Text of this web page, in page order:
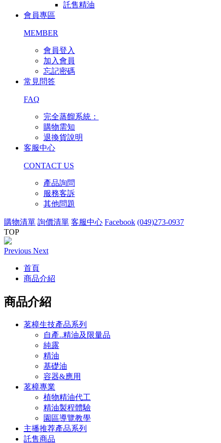
託售精油
會員專區
MEMBER
會員登入
加入會員
忘記密碼
常見問答
FAQ
完全蒸餾系統：
購物需知
退換貨說明
客服中心
CONTACT US
產品詢問
服務客訴
其他問題
購物清單 詢價清單 客服中心 Facebook (049)273-0937
TOP
Previous Next
首頁
商品介紹
商品介紹
茗樟生技產品系列
自產..精油及限量品
純露
精油
基礎油
容器&應用
茗樟專業
植物精油代工
精油製程體驗
園區導覽教學
主播推荐產品系列
託售商品